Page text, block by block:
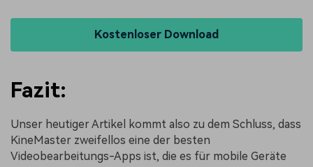
Kostenloser Download
Fazit:
Unser heutiger Artikel kommt also zu dem Schluss, dass
KineMaster zweifellos eine der besten
Videobearbeitungs-Apps ist, die es für mobile Geräte